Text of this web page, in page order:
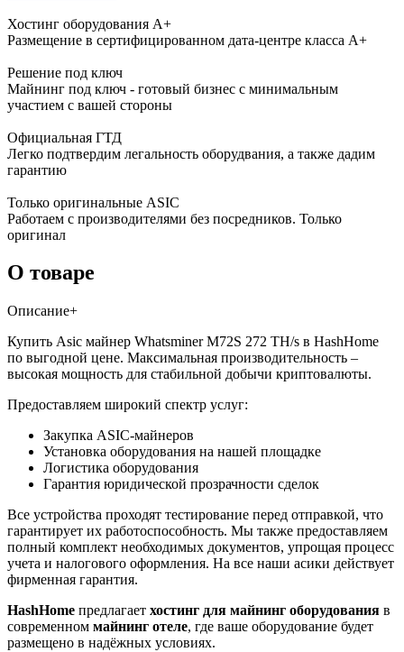
Хостинг оборудования A+
Размещение в сертифицированном дата-центре класса А+
Решение под ключ
Майнинг под ключ - готовый бизнес с минимальным
участием с вашей стороны
Официальная ГТД
Легко подтвердим легальность оборудвания, а также дадим
гарантию
Только оригинальные ASIC
Работаем с производителями без посредников. Только
оригинал
О товаре
Описание+
Купить Asic майнер Whatsminer M72S 272 TH/s в HashHome
по выгодной цене. Максимальная производительность –
высокая мощность для стабильной добычи криптовалюты.
Предоставляем широкий спектр услуг:
Закупка ASIC-майнеров
Установка оборудования на нашей площадке
Логистика оборудования
Гарантия юридической прозрачности сделок
Все устройства проходят тестирование перед отправкой, что
гарантирует их работоспособность. Мы также предоставляем
полный комплект необходимых документов, упрощая процесс
учета и налогового оформления. На все наши асики действует
фирменная гарантия.
HashHome предлагает хостинг для майнинг оборудования в
современном майнинг отеле, где ваше оборудование будет
размещено в надёжных условиях.